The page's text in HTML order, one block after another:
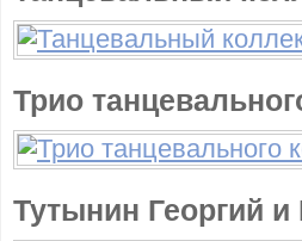
Трио
Тутынин Георгий